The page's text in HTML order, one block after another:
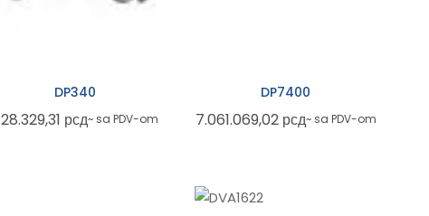
DP340
рсд~ sa PDV-om
DP7400
7.061.069,02 рсд~ sa PDV-om